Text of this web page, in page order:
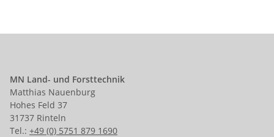
MN Land- und Forsttechnik
Matthias Nauenburg
Hohes Feld 37
31737 Rinteln
Tel.: +49 (0) 5751 879 1690